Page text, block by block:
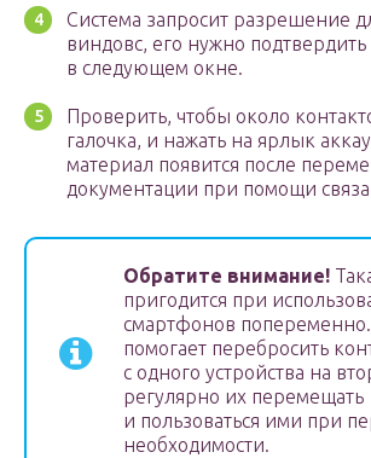
Система запросит разрешение
виндовс, его нужно
в следующем окне.
Проверить, чтобы около
галочка, и нажать на ярлык
материал появится после
документации при помощи
Обратите внимание!
пригодится при
смартфонов
помогает перебросить
с одного устройства на
регулярно их перемещать
и пользоваться ими при
необходимости.